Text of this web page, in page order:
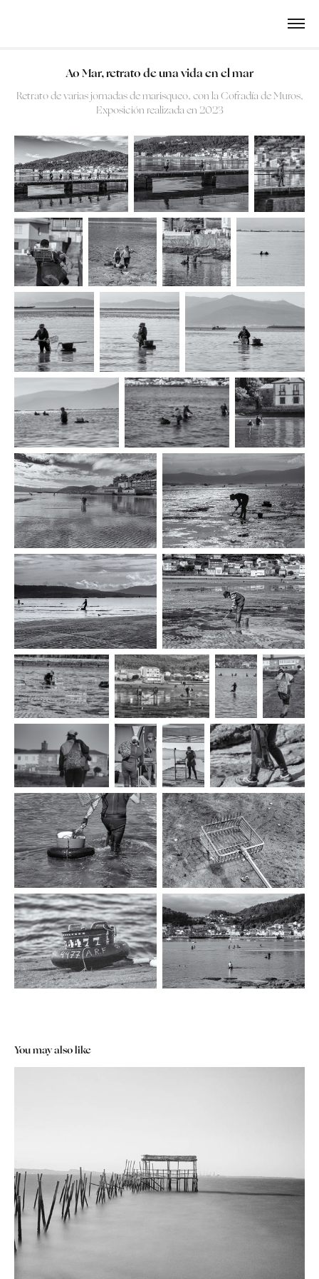
Ao Mar, retrato de una vida en el mar
Retrato de varias jornadas de marisqueo, con la Cofradía de Muros,
Exposición realizada en 2023
You may also like